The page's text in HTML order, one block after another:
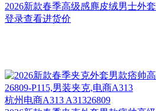
2026新款春季高级感麂皮绒男士外
登录查看进货价
杭州 电商A313 A31326809